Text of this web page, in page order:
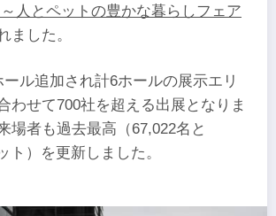
人とペットの豊かな暮らしフェア
ました。
ル追加され計6ホールの展示エリ
わせて700社を超える出展となりま
場者も過去最高（67,022名と
ト）を更新しました。